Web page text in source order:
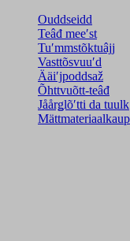
Ouddseidd
Teâđ meeʹst
Tuʹmmstõktuâjj
Vasttõsvuuʹd
Ääiʹjpoddsaž
Õhttvuõtt-teâđ
Jåårǥlõʹtti da tuulk